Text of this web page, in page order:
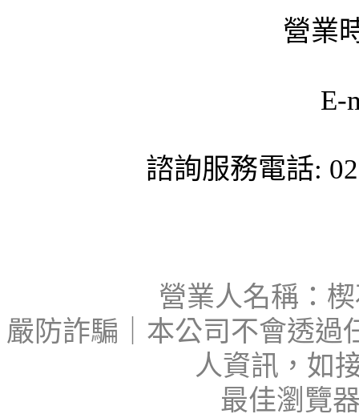
營業
E-
諮詢服務電話:
營業人名稱：
嚴防詐騙｜本公司不會透過
人資訊，如
最佳瀏覽